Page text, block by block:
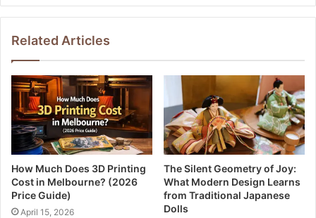
Related Articles
How Much Does 3D Printing
Cost in Melbourne? (2026
Price Guide)
April 15, 2026
The Silent Geometry of Joy:
What Modern Design Learns
from Traditional Japanese
Dolls